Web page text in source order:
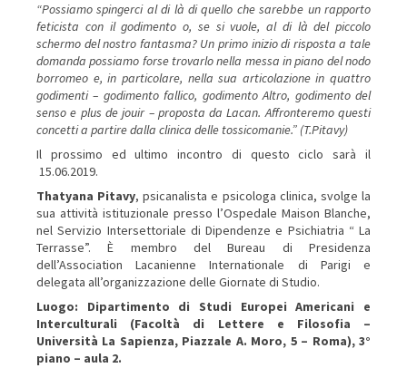
“Possiamo spingerci al di là di quello che sarebbe un rapporto
feticista con il godimento o, se si vuole, al di là del piccolo
schermo del nostro fantasma? Un primo inizio di risposta a tale
domanda possiamo forse trovarlo nella messa in piano del nodo
borromeo e, in particolare, nella sua articolazione in quattro
godimenti – godimento fallico, godimento Altro, godimento del
senso e plus de jouir – proposta da Lacan. Affronteremo questi
concetti a partire dalla clinica delle tossicomanie.” (T.Pitavy)
Il prossimo ed ultimo incontro di questo ciclo sarà il
15.06.2019.
Thatyana Pitavy, psicanalista e psicologa clinica, svolge la
sua attività istituzionale presso l’Ospedale Maison Blanche,
nel Servizio Intersettoriale di Dipendenze e Psichiatria “ La
Terrasse”. È membro del Bureau di Presidenza
dell’Association Lacanienne Internationale di Parigi e
delegata all’organizzazione delle Giornate di Studio.
Luogo: Dipartimento di Studi Europei Americani e
Interculturali (Facoltà di Lettere e Filosofia –
Università La Sapienza, Piazzale A. Moro, 5 – Roma), 3°
piano – aula 2.